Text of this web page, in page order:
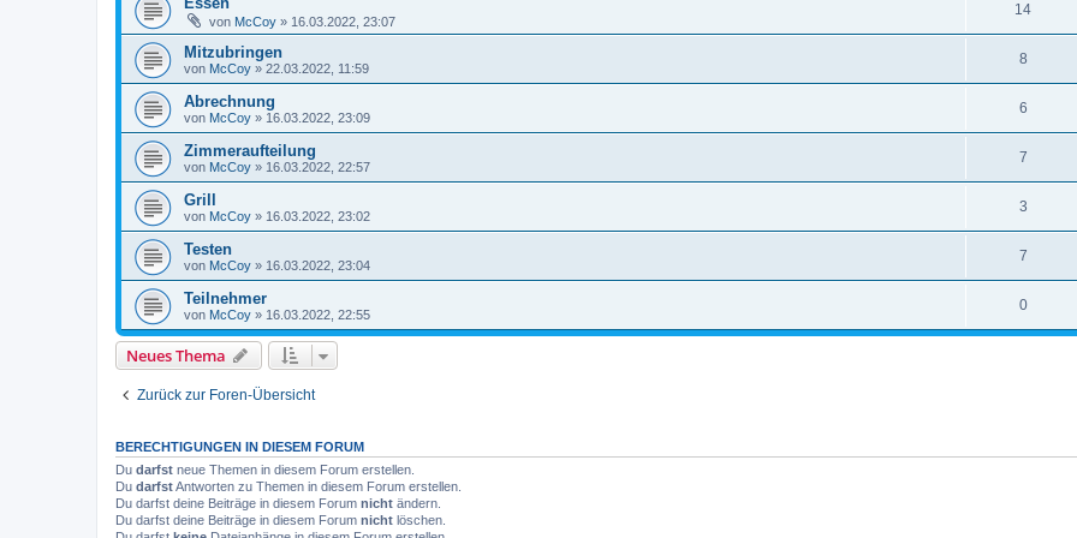
von McCoy » 16.03.2022, 23:07
14
Mitzubringen
von McCoy » 22.03.2022, 11:59
8
Abrechnung
von McCoy » 16.03.2022, 23:09
6
Zimmeraufteilung
von McCoy » 16.03.2022, 22:57
7
Grill
von McCoy » 16.03.2022, 23:02
3
Testen
von McCoy » 16.03.2022, 23:04
7
Teilnehmer
von McCoy » 16.03.2022, 22:55
0
Neues Thema
Zurück zur Foren-Übersicht
BERECHTIGUNGEN IN DIESEM FORUM
Du darfst neue Themen in diesem Forum erstellen.
Du darfstAntworten zu Themen in diesem Forum erstellen.
Du darfst deine Beiträge in diesem Forum nicht ändern.
Du darfst deine Beiträge in diesem Forum nicht löschen.